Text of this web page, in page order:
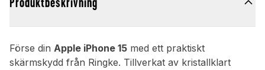
Förse din Apple iPhone 15 med ett praktiskt
skärmskydd från Ringke. Tillverkat av kristallklart